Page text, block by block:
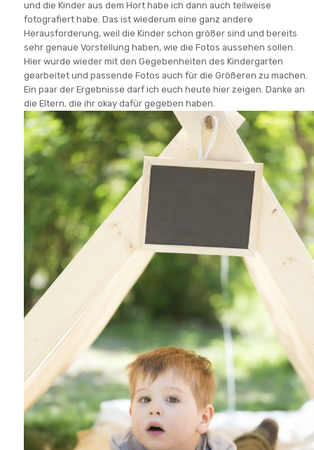
und die Kinder aus dem Hort habe ich dann auch teilweise
fotografiert habe. Das ist wiederum eine ganz andere
Herausforderung, weil die Kinder schon größer sind und bereits
sehr genaue Vorstellung haben, wie die Fotos aussehen sollen.
Hier wurde wieder mit den Gegebenheiten des Kindergarten
gearbeitet und passende Fotos auch für die Größeren zu machen.
Ein paar der Ergebnisse darf ich euch heute hier zeigen. Danke an
die Eltern, die ihr okay dafür gegeben haben.